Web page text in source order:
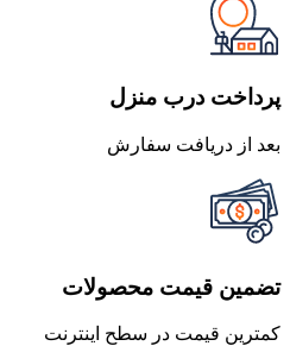
پرداخت درب منزل
بعد از دریافت سفارش
تضمین قیمت محصولات
کمترین قیمت در سطح اینترنت